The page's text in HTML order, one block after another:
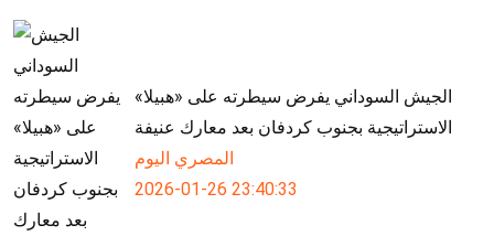
الجيش السوداني يفرض سيطرته على «هبيلا»
الاستراتيجية بجنوب كردفان بعد معارك عنيفة
المصري اليوم
2026-01-26 23:40:33